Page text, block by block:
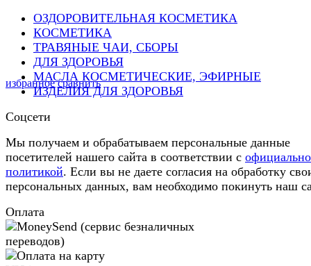
избранное сравнить
ОЗДОРОВИТЕЛЬНАЯ КОСМЕТИКА
КОСМЕТИКА
ТРАВЯНЫЕ ЧАИ, СБОРЫ
ДЛЯ ЗДОРОВЬЯ
МАСЛА КОСМЕТИЧЕСКИЕ, ЭФИРНЫЕ
ИЗДЕЛИЯ ДЛЯ ЗДОРОВЬЯ
Соцсети
Мы получаем и обрабатываем персональные данные
посетителей нашего сайта в соответствии с
политикой. Если вы не даете согласия на обработку
персональных данных, вам необходимо покинуть наш
Оплата